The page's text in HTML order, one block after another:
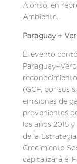
Alonso, en
Ambiente.
Paraguay +
El evento
(GCF, por sus
emisiones de
provenientes
los años 2015
de la
Crecimiento
capitalizará el